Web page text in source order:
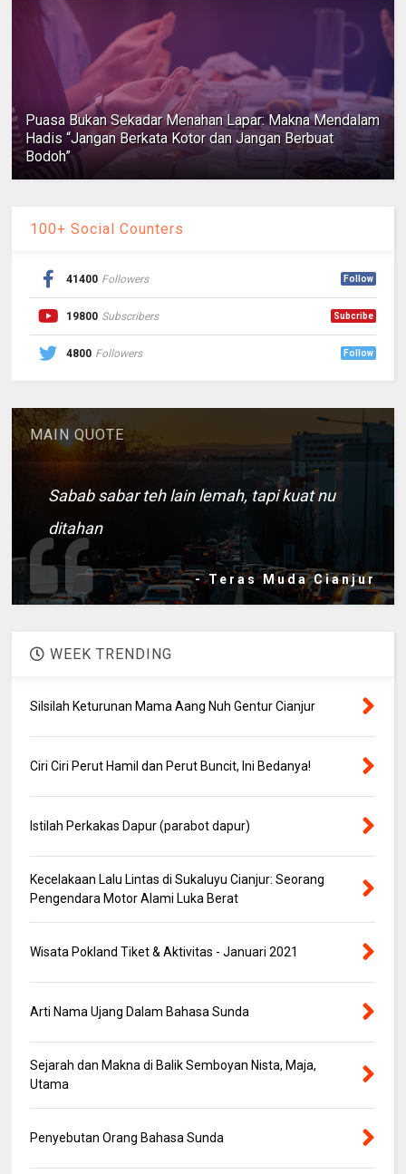
Puasa Bukan Sekadar Menahan Lapar: Makna Mendalam
Hadis “Jangan Berkata Kotor dan Jangan Berbuat
Bodoh”
100+ Social Counters
41400 Followers Follow
19800 Subscribers Subcribe
4800 Followers Follow
MAIN QUOTE
Sabab sabar teh lain lemah, tapi kuat nu
ditahan
- Teras Muda Cianjur
WEEK TRENDING
Silsilah Keturunan Mama Aang Nuh Gentur Cianjur
Ciri Ciri Perut Hamil dan Perut Buncit, Ini Bedanya!
Istilah Perkakas Dapur (parabot dapur)
Kecelakaan Lalu Lintas di Sukaluyu Cianjur: Seorang
Pengendara Motor Alami Luka Berat
Wisata Pokland Tiket & Aktivitas - Januari 2021
Arti Nama Ujang Dalam Bahasa Sunda
Sejarah dan Makna di Balik Semboyan Nista, Maja,
Utama
Penyebutan Orang Bahasa Sunda